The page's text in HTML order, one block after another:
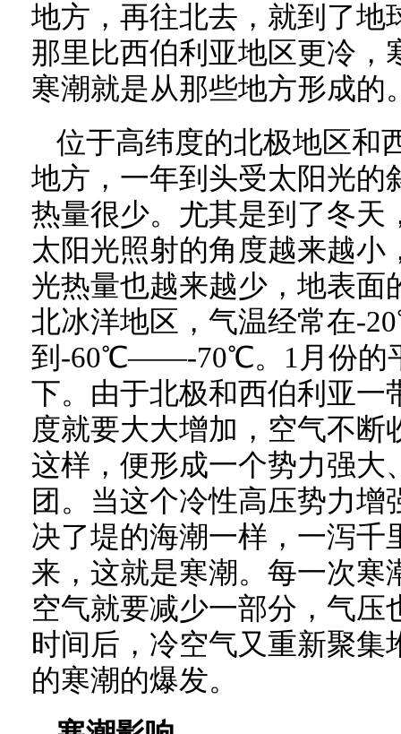
地方，再往北去，就到了
那里比西伯利亚地区更冷，
寒潮就是从那些地方形成的
位于高纬度的北极地区和
地方，一年到头受太阳光的
热量很少。尤其是到了冬天
太阳光照射的角度越来越小
光热量也越来越少，地表面
北冰洋地区，气温经常在-
到-60℃——-70℃。1月份的
下。由于北极和西伯利亚一
度就要大大增加，空气不
这样，便形成一个势力强大
团。当这个冷性高压势力
决了堤的海潮一样，一泻千
来，这就是寒潮。每一次寒
空气就要减少一部分，气压
时间后，冷空气又重新聚集
的寒潮的爆发。